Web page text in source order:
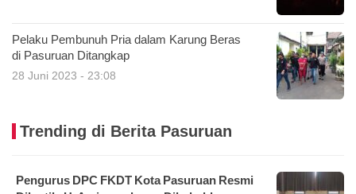
Pelaku Pembunuh Pria dalam Karung Beras
di Pasuruan Ditangkap
28 Juni 2023 - 23:08
Trending di Berita Pasuruan
Pengurus DPC FKDT Kota Pasuruan Resmi